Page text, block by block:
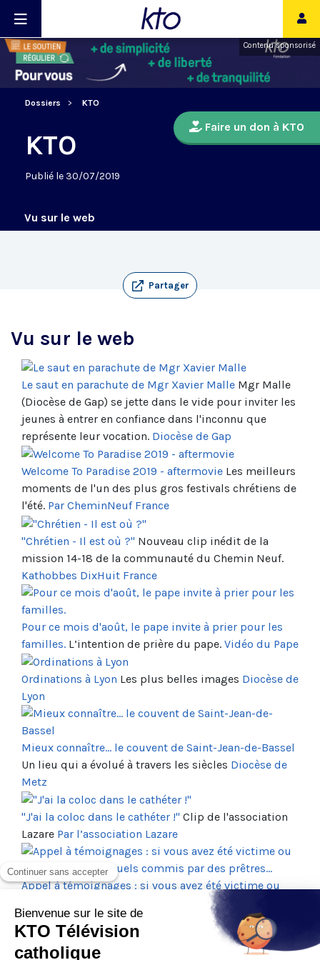
Contenu sponsorisé
Dossiers KTO
Faire un don à KTO
KTO
Publié le 30/07/2019
Vu sur le web
Partager
Vu sur le web
Le saut en parachute de Mgr Xavier Malle Mgr Malle
(Diocèse de Gap) se jette dans le vide pour inviter les
jeunes à entrer en confiance dans l'inconnu que
représente leur vocation. Diocèse de Gap
Welcome To Paradise 2019 - aftermovie Les meilleurs
moments de l'un des plus gros festivals chrétiens de
l'été. Par CheminNeuf France
"Chrétien - Il est où ?" Nouveau clip inédit de la
mission 14-18 de la communauté du Chemin Neuf.
Kathobbes DixHuit France
Pour ce mois d'août, le pape invite à prier pour les
familles. L’intention de prière du pape. Vidéo du Pape
Ordinations à Lyon Les plus belles images Diocèse de
Lyon
Mieux connaître... le couvent de Saint-Jean-de-Bassel
Un lieu qui a évolué à travers les siècles Diocèse de
Metz
"J'ai la coloc dans le cathéter !" Clip de l'association
Lazare Par l’association Lazare
Appel à témoignages : si vous avez été victime ou
témoin d'abus sexuels commis par des prêtres...
Jean-Marc Sauvé, président de la CIASE Par
laCommission indépendante sur les abus sexuels
dans l’Eglise